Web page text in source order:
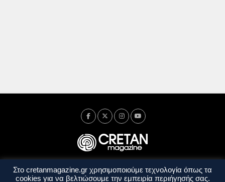
Ταυτότητα Πολιτική Απορρήτου
Όροι Χρήσης
Όροι και Προϋποθέσεις
Στο cretanmagazine.gr χρησιμοποιούμε τεχνολογία όπως τα
cookies για να βελτιώσουμε την εμπειρία περιήγησής σας.